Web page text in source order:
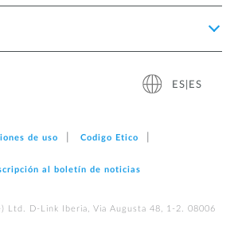
ES|ES
de uso Codigo Etico
al boletín de noticias
Ltd. D-Link Iberia, Via Augusta 48, 1-2. 08006